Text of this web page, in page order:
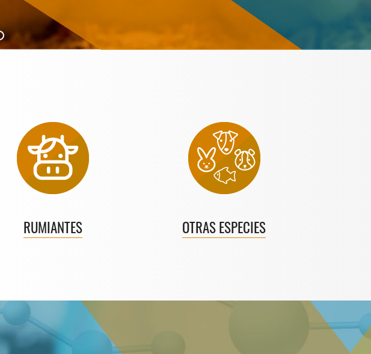
RUMIANTES OTRAS ESPECIES